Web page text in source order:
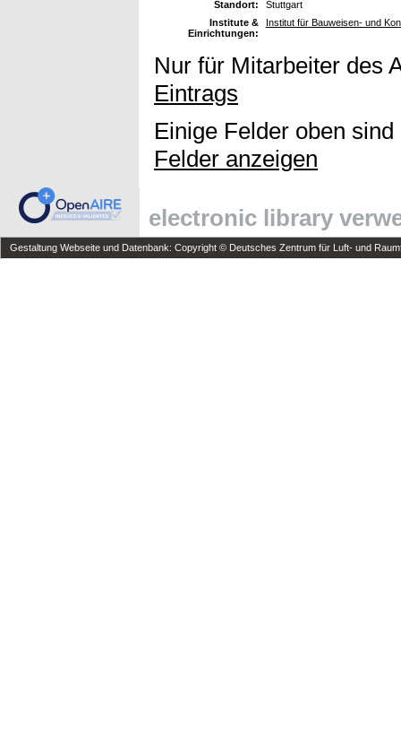
Standort:
Stuttgart
Institute &
Einrichtungen:
Institut für Bauweisen- und
Nur für Mitarbeiter des
Eintrags
Einige Felder oben
Felder anzeigen
electronic library
Gestaltung Webseite und Datenbank: Copyright © Deutsches Zentrum für Luft- und